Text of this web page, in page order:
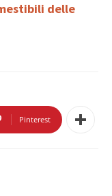
delle
Pinterest